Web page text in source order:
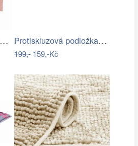
POPEYE Koupelnová předložka 80 x 60 cm … Protiskluzová podložka do koupelny…
199,-159,-Kč